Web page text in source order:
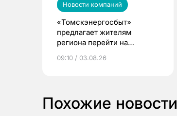
Новости компаний
«Томскэнергосбыт»
предлагает жителям
региона перейти на
выиграть призы
09:10 / 03.08.26
Похожие новости